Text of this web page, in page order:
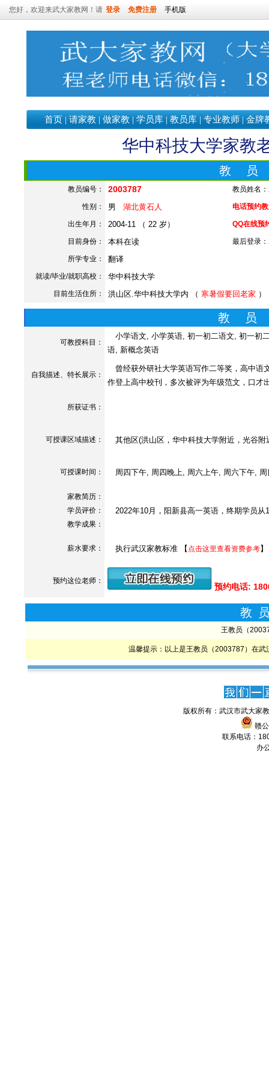
您好，欢迎来武大家教网！请 登录 免费注册 手机版
首页 | 请家教 | 做家教 | 学员库 | 教员库 | 专业教师 | 金牌
华中科技大学家教
教
教员编号： 2003787 教员姓名：
性别： 男 湖北黄石人 电话预约
出生年月： 2004-11 （ 22 岁） QQ在线预
目前身份： 本科在读 最后登录
所学专业： 翻译
就读/毕业/就职高校： 华中科技大学
目前生活住所： 洪山区.华中科技大学内 （ 寒暑假要回老家 ）
教 员
可教授科目：
小学语文, 小学英语, 初一初二语文, 初一初
语, 新概念英语
自我描述、特长展示 ：
曾经获外研社大学英语写作二等奖，高中语
作登上高中校刊，多次被评为年级范文，口才
所获证书 ：
可授课区域描述： 其他区(洪山区，华中科技大学附近，光谷附
可授课时间： 周四下午, 周四晚上, 周六上午, 周六下午,
家教简历：
学员评价：
教学成果：
2022年10月，阳新县高一英语，终期学员从
薪水要求： 执行武汉家教标准 【 点击这里查看资费参考】
预约这位老师：
预约电话:
教
王教员（
温馨提示：以上是王教员（2003787）在
版权所有：武汉市武大家
赣
联系电话：
办